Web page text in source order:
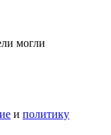
могли
и политику